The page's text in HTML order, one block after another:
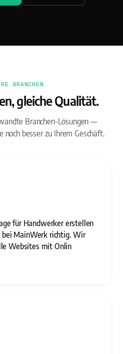
BRANCHEN
gleiche Qualität.
Branchen-Lösungen —
noch besser zu Ihrem Geschäft.
für Handwerker erstellen
bei MainWerk richtig. Wir
Websites mit Onlin